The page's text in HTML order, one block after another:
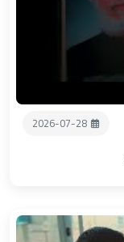
2026-07-28